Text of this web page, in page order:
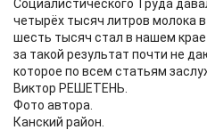
Социалистического Труда
четырёх тысяч литров молока
шесть тысяч стал в нашем
за такой результат почти не
которое по всем статьям
Виктор РЕШЕТЕНЬ.
Фото автора.
Канский район.